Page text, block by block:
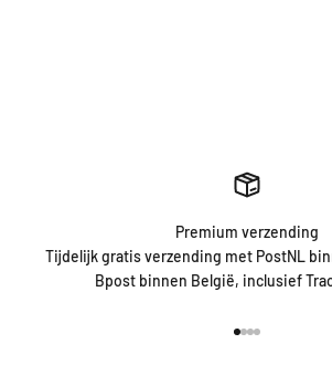
Premium verzending
Tijdelijk gratis verzending met PostNL
Bpost binnen België, inclusief